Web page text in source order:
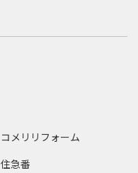
コメリリフォーム
住急番